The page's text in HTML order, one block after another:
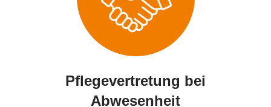
Pflegevertretung bei
Abwesenheit